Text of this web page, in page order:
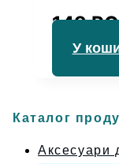
149
У
Каталог
Аксесуари